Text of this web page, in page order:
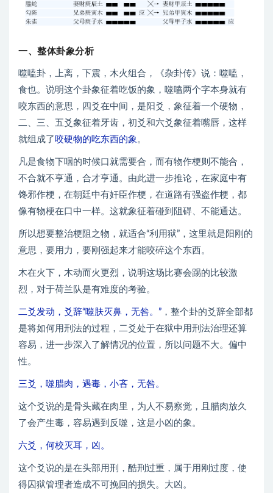
一、整体卦象分析
噬嗑卦，上离，下震，木火组合，《杂卦传》说：噬嗑，
食也。说明这个卦象征着吃饭的象，噬嗑两个字本身就有
咬东西的意思，四爻在中间，是阳爻，象征着一个硬物，
二、三、五爻象征着牙齿，初爻和六爻象征着嘴唇，这样
就组成了 咬硬物的吃东西的象 。
凡是食物下咽的时候口就需要合，而有物作梗则不能合，
不合就不亨通，合才亨通。由此进一步推论，在家庭中有
馋邪作梗，在朝廷中有奸臣作梗，在道路有强盗作梗，都
像有物梗在口中一样。这就象征着碰到阻碍、不能通达。
所以想要整治梗阻之物，就适合“利用狱”，这里就是阳刚的
意思，要用力，要刚强起来才能咬碎这个东西。
木在火下，木动而火更烈，说明这场比赛会踢的比较激
烈，对于荷兰队是有难度的考验。
二爻发动，爻辞“噬肤灭鼻，无咎。” ，整个卦的爻辞全部都
是将如何用刑法的过程，二爻处于在狱中用刑法治理还算
容易，进一步深入了解情况的位置，所以问题不大。偏中
性。
三爻，噬腊肉，遇毒，小吝，无咎。
这个爻说的是骨头藏在肉里，为人不易察觉，且腊肉放久
了会产生毒，容易遇到反噬，这是小凶的象。
六爻，何校灭耳，凶。
这个爻说的是在头部用刑，酷刑过重，属于用刚过度，使
得囚狱管理者造成不可挽回的损失。大凶。